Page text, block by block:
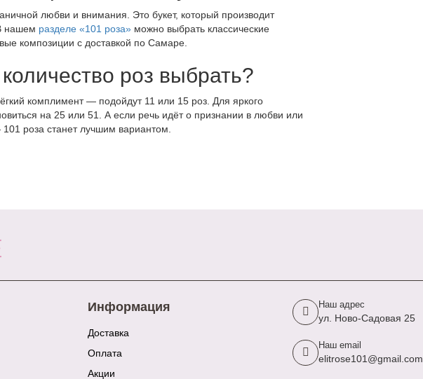
любви и внимания. Это букет, который производит
нашем разделе «101 роза» можно выбрать классические
композиции с доставкой по Самаре.
роз выбрать?
комплимент — подойдут 11 или 15 роз. Для яркого
на 25 или 51. А если речь идёт о признании в любви или
роза станет лучшим вариантом.
Информация
Доставка
Оплата
Акции
Наш адрес
ул. Ново-Садовая 25
Наш email
elitrose101@gmail.com